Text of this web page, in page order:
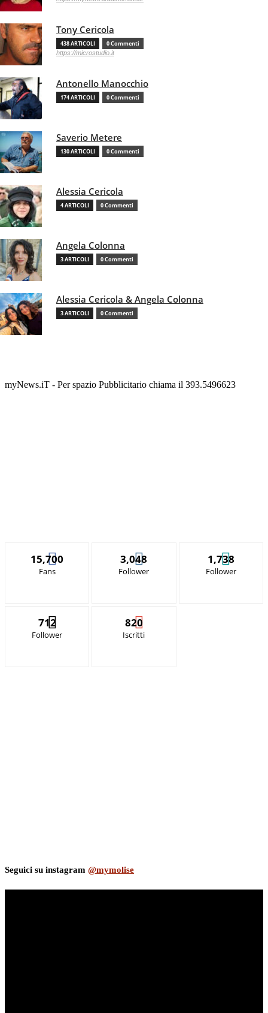
Tony Cericola
438 ARTICOLI 0 Commenti
https://microstudio.it
Antonello Manocchio
174 ARTICOLI 0 Commenti
Saverio Metere
130 ARTICOLI 0 Commenti
Alessia Cericola
4 ARTICOLI 0 Commenti
Angela Colonna
3 ARTICOLI 0 Commenti
Alessia Cericola & Angela Colonna
3 ARTICOLI 0 Commenti
myNews.iT - Per spazio Pubblicitario chiama il 393.5496623
15,700
Fans
3,048
Follower
1,738
Follower
712
Follower
820
Iscritti
Seguici su instagram @mymolise